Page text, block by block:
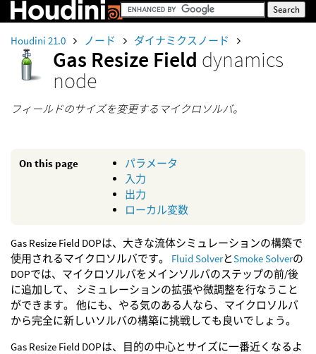
Houdini 21.0 ノード ダイナミクスノード
Gas Resize Field dynamics
node
フィールドのサイズを変更するマイクロソルバ。
On this page
パラメータ
入力
出力
ローカル変数
Gas Resize Field DOPは、大きな流体シミュレーションの構築で
使用されるマイクロソルバです。 Fluid SolverとSmoke Solverの
DOPでは、マイクロソルバをメインソルバのステップの前/後
に追加して、 シミュレーションの拡張や微調整を行なうこと
ができます。 他にも、やる気のある人なら、マイクロソルバ
から完全に新しいソルバの構築に挑戦しても良いでしょう。
Gas Resize Field DOPは、目的の中心とサイズに一番近くなるよ